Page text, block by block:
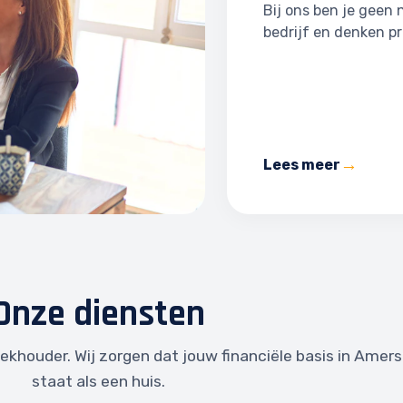
Bij ons ben je geen
bedrijf en denken
Lees meer
diensten
Wij zorgen dat jouw financiële basis in
staat als een huis.